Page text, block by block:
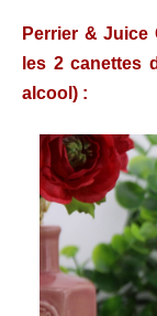
Perrier & Juice
les 2 canettes
alcool) :